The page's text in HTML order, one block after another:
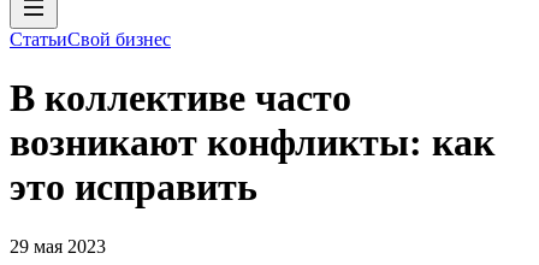
СтатьиСвой бизнес
В коллективе часто
возникают конфликты: как
это исправить
29 мая 2023